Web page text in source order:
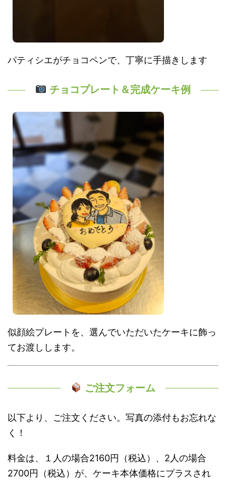
パティシエがチョコペンで、丁寧に手描きします
チョコプレート＆完成ケーキ例
似顔絵プレートを、選んでいただいたケーキに飾っ
てお渡しします。
ご注文フォーム
以下より、ご注文ください。写真の添付もお忘れな
く！
料金は、１人の場合2160円（税込）、2人の場合
2700円（税込）が、ケーキ本体価格にプラスされ